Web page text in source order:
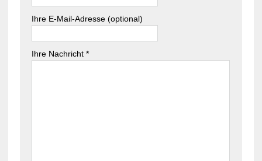
e
l
a
s
t
e
l
a
Ihre E-Mail-Adresse (optional)
Ihre Nachricht *